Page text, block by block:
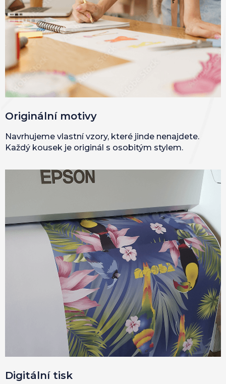
Originální motivy
Navrhujeme vlastní vzory, které jinde nenajdete.
Každý kousek je originál s osobitým stylem.
Digitální tisk